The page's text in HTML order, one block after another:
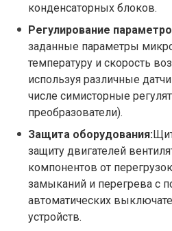
конденсаторных блоков.
Регулирование
заданные параметры
температуру и скорость
используя различные
числе симисторные
преобразователи).
Защита оборудования:
защиту двигателей
компонентов от
замыканий и перегрева с
автоматических
устройств.